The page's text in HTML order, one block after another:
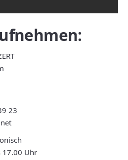
23
17.00 Uhr